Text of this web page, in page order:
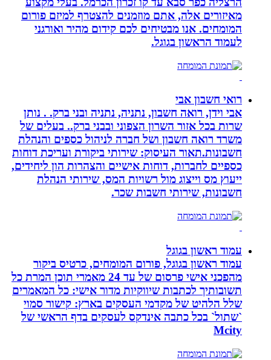
מאיזורים אלה, אתם מוזמנים להצטרף למיזם פורום
המומחים. אנו מבטיחים לכם קידום מהיר ואורגני
לעמוד הראשון בגוגל.
רואי חשבון אבי
אבי וידן, רואה חשבון, נתניה, נתניה ובני ברק. . נותן
שרות בכל אזור השרון הצפוני ובבני ברק.. בעלים של
משרד רואה חשבון ושל חברה לניהול כספים והנהלת
חשבונות.תאור העיסוק: שירותי ביקורת ועריכת דוחות
כספיים לחברות, דוחות אישיים והצהרות הון ליחידים,
ייעוץ מס וייצוג מול רשויות המס, שירותי הנהלת
חשבונות, שירותי חשבות שכר.
עמוד ראשון בגוגל
עמוד ראשון בגוגל, פורום המומחים, כרטיס ביקור
מהפכני אישי פרסום של עד 24 מאמרי תוכן המרת כל
תשובותיך לכתבות שיווקיות מדור אישי: כל המאמרים
שלל הלהיט של מקדמי העסקים בארץ: קישור סמוי
`שתול` בכל כתבה אינדקס לעסקים בדף הראשי של
Mcity